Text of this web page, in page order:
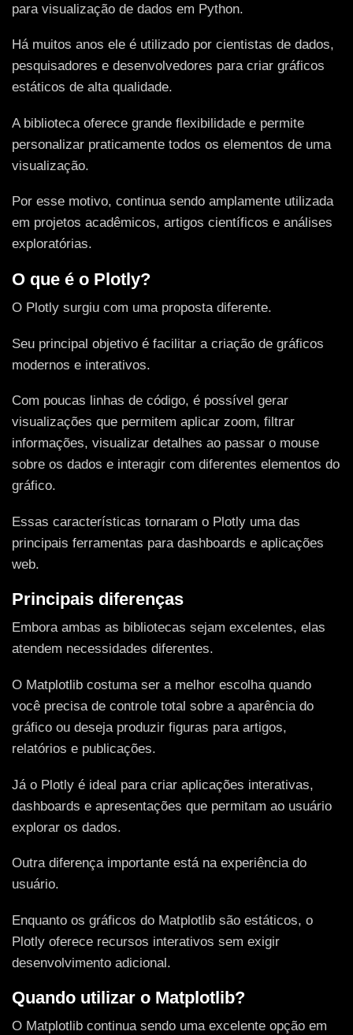
para visualização de dados em Python.
Há muitos anos ele é utilizado por cientistas de dados,
pesquisadores e desenvolvedores para criar gráficos
estáticos de alta qualidade.
A biblioteca oferece grande flexibilidade e permite
personalizar praticamente todos os elementos de uma
visualização.
Por esse motivo, continua sendo amplamente utilizada
em projetos acadêmicos, artigos científicos e análises
exploratórias.
O que é o Plotly?
O Plotly surgiu com uma proposta diferente.
Seu principal objetivo é facilitar a criação de gráficos
modernos e interativos.
Com poucas linhas de código, é possível gerar
visualizações que permitem aplicar zoom, filtrar
informações, visualizar detalhes ao passar o mouse
sobre os dados e interagir com diferentes elementos do
gráfico.
Essas características tornaram o Plotly uma das
principais ferramentas para dashboards e aplicações
web.
Principais diferenças
Embora ambas as bibliotecas sejam excelentes, elas
atendem necessidades diferentes.
O Matplotlib costuma ser a melhor escolha quando
você precisa de controle total sobre a aparência do
gráfico ou deseja produzir figuras para artigos,
relatórios e publicações.
Já o Plotly é ideal para criar aplicações interativas,
dashboards e apresentações que permitam ao usuário
explorar os dados.
Outra diferença importante está na experiência do
usuário.
Enquanto os gráficos do Matplotlib são estáticos, o
Plotly oferece recursos interativos sem exigir
desenvolvimento adicional.
Quando utilizar o Matplotlib?
O Matplotlib continua sendo uma excelente opção em